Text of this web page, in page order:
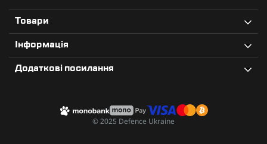
Товари
Інформація
Додаткові посилання
© 2025 Defence Ukraine